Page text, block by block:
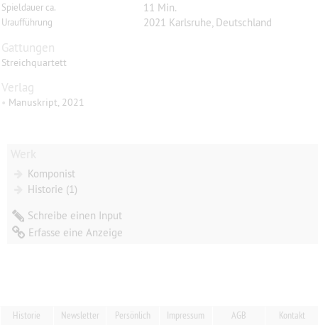
Spieldauer ca. 11 Min.
Uraufführung 2021 Karlsruhe, Deutschland
Gattungen
Streichquartett
Verlag
• Manuskript, 2021
Komponist
Historie (1)
Schreibe einen Input
Erfasse eine Anzeige
Historie Newsletter Persönlich Impressum AGB Kontakt